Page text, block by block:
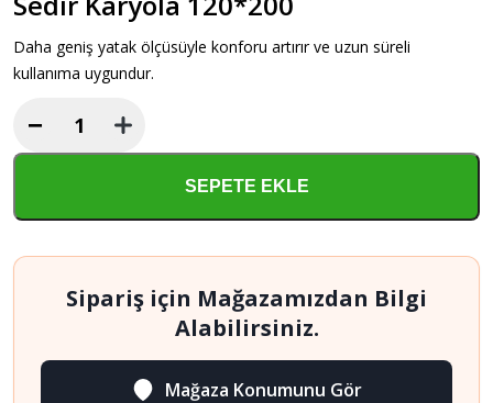
Daha geniş yatak ölçüsüyle konforu artırır ve uzun süreli
kullanıma uygundur.
Sedir
Karyola
adet
−
SEPETE EKLE
Sipariş için Mağazamızdan Bilgi
Alabilirsiniz.
Mağaza Konumunu Gör